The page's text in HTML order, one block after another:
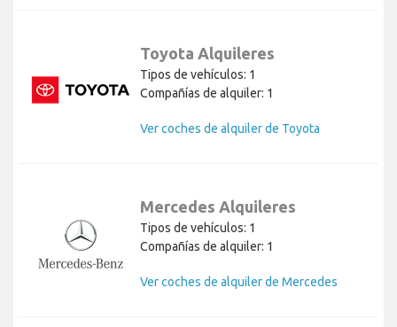
Toyota Alquileres
Tipos de vehículos: 1
Compañías de alquiler: 1
Ver coches de alquiler de Toyota
Mercedes Alquileres
Tipos de vehículos: 1
Compañías de alquiler: 1
Ver coches de alquiler de Mercedes